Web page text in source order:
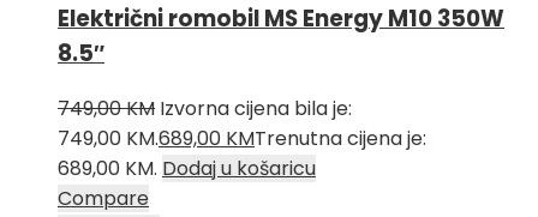
Električni romobil MS Energy M10 350W
8.5″
749,00KM Izvorna cijena bila je:
749,00 KM.689,00 KMTrenutna cijena je:
689,00 KM. Dodaj u košaricu
Compare